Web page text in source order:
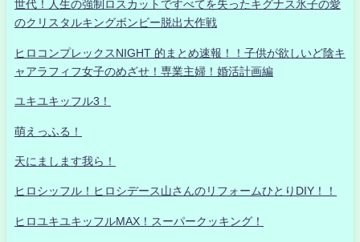
世代！人生の強制ロスカットですべてを失ったキグナス氷子の愛
のクリスタルキングボンビー脱出大作戦
ヒロコンプレックスNIGHT 的まとめ速報！！子供が欲しいど陰キ
ャアラフィフ女子のめざせ！専業主婦！婚活計画編
ユキユキッフル3！
萌えっふる！
天にまします我ら！
ヒロシッフル！ヒロシデース山さんのリフォームひとりDIY！！
ヒロユキユキッフルMAX！スーパークッキング！